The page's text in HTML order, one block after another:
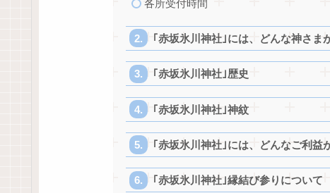
各所受付時間
｢赤坂氷川神社｣には、どんな神さま
｢赤坂氷川神社｣歴史
｢赤坂氷川神社｣神紋
｢赤坂氷川神社｣には、どんなご利益
｢赤坂氷川神社｣縁結び参りについて